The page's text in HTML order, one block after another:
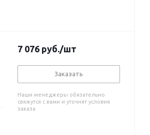
7 076 руб./шт
Заказать
Наши менеджеры обязательно
свяжутся с вами и уточнят условия
заказа